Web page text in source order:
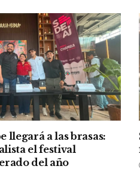
llegará a las brasas:
el festival
del año